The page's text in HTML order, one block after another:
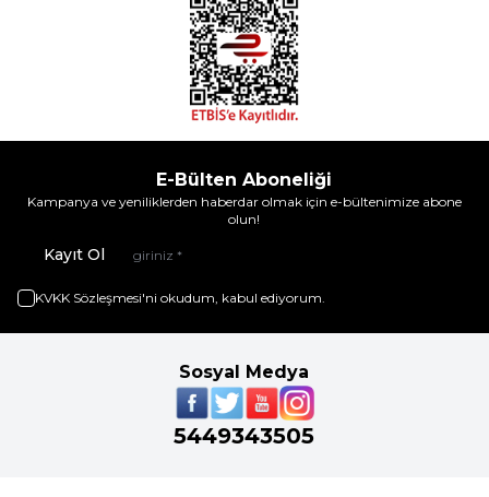
E-Bülten Aboneliği
Kampanya ve yeniliklerden haberdar olmak için e-bültenimize abone
olun!
Kayıt Ol
KVKK Sözleşmesi'ni okudum, kabul ediyorum.
Sosyal Medya
5449343505